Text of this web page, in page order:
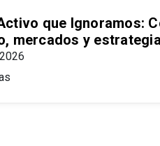
que Ignoramos:
mercados y